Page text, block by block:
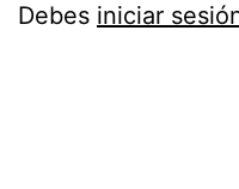
Debes iniciar